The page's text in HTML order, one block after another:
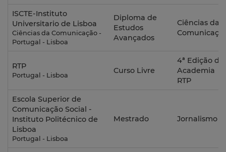
ISCTE-Instituto
Universitario de Lisboa
Ciências da Comunicação -
Portugal - Lisboa
Diploma de
Estudos
Avançados
Ciências da
RTP
Portugal - Lisboa
Curso Livre
4ª Edição da
Academia
RTP
Escola Superior de
Comunicação Social -
Instituto Politécnico de
Lisboa
Portugal - Lisboa
Mestrado Jornalismo